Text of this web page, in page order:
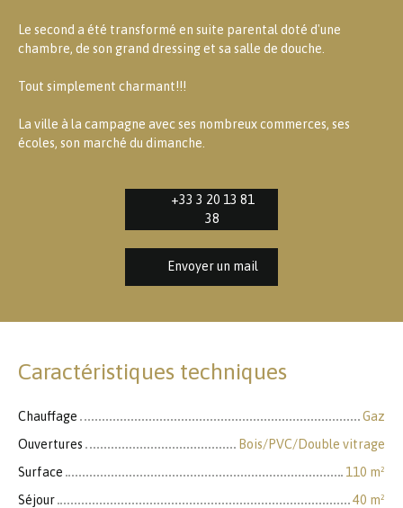
Le second a été transformé en suite parental doté d'une
chambre, de son grand dressing et sa salle de douche.
Tout simplement charmant!!!
La ville à la campagne avec ses nombreux commerces, ses
écoles, son marché du dimanche.
+33 3 20 13 81
38
Envoyer un mail
Caractéristiques techniques
Chauffage
Gaz
Ouvertures
Bois/PVC/Double vitrage
Surface
110 m²
Séjour
40 m²